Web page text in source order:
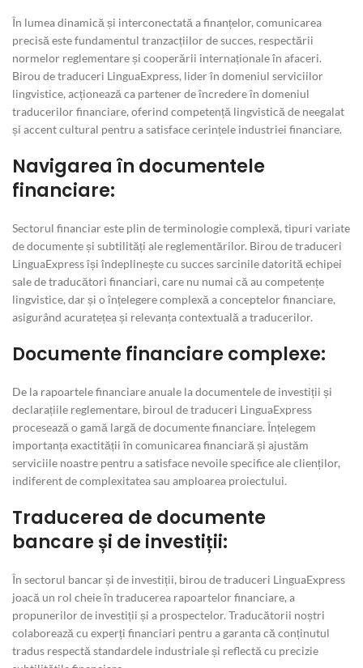
În lumea dinamică și interconectată a finanțelor, comunicarea
precisă este fundamentul tranzacțiilor de succes, respectării
normelor reglementare și cooperării internaționale în afaceri.
Birou de traduceri LinguaExpress, lider în domeniul serviciilor
lingvistice, acționează ca partener de încredere în domeniul
traducerilor financiare, oferind competență lingvistică de neegalat
și accent cultural pentru a satisface cerințele industriei financiare.
Navigarea în documentele
financiare:
Sectorul financiar este plin de terminologie complexă, tipuri variate
de documente și subtilități ale reglementărilor. Birou de traduceri
LinguaExpress își îndeplinește cu succes sarcinile datorită echipei
sale de traducători financiari, care nu numai că au competențe
lingvistice, dar și o înțelegere complexă a conceptelor financiare,
asigurând acuratețea și relevanța contextuală a traducerilor.
Documente financiare complexe:
De la rapoartele financiare anuale la documentele de investiții și
declarațiile reglementare, biroul de traduceri LinguaExpress
procesează o gamă largă de documente financiare. Înțelegem
importanța exactității în comunicarea financiară și ajustăm
serviciile noastre pentru a satisface nevoile specifice ale clienților,
indiferent de complexitatea sau amploarea proiectului.
Traducerea de documente
bancare și de investiții:
În sectorul bancar și de investiții, birou de traduceri LinguaExpress
joacă un rol cheie în traducerea rapoartelor financiare, a
propunerilor de investiții și a prospectelor. Traducătorii noștri
colaborează cu experți financiari pentru a garanta că conținutul
tradus respectă standardele industriale și reflectă cu precizie